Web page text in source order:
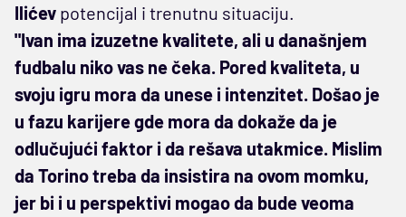
Ilićev potencijal i trenutnu situaciju.
"Ivan ima izuzetne kvalitete, ali u današnjem
fudbalu niko vas ne čeka. Pored kvaliteta, u
svoju igru mora da unese i intenzitet. Došao je
u fazu karijere gde mora da dokaže da je
odlučujući faktor i da rešava utakmice. Mislim
da Torino treba da insistira na ovom momku,
jer bi i u perspektivi mogao da bude veoma